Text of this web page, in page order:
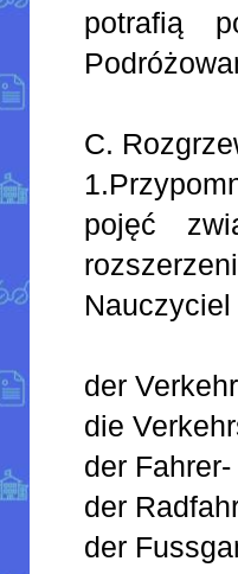
potrafią
C.
pojęć
der
die
der
der
der